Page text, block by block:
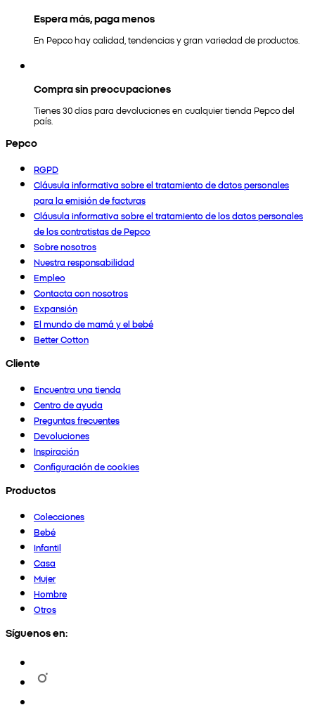
Espera más, paga menos
En Pepco hay calidad, tendencias y gran variedad de productos.
Compra sin preocupaciones
Tienes 30 días para devoluciones en cualquier tienda Pepco del
país.
Pepco
RGPD
Cláusula informativa sobre el tratamiento de datos personales
para la emisión de facturas
Cláusula informativa sobre el tratamiento de los datos personales
de los contratistas de Pepco
Sobre nosotros
Nuestra responsabilidad
Empleo
Contacta con nosotros
Expansión
El mundo de mamá y el bebé
Better Cotton
Cliente
Encuentra una tienda
Centro de ayuda
Preguntas frecuentes
Devoluciones
Inspiración
Configuración de cookies
Productos
Colecciones
Bebé
Infantil
Casa
Mujer
Hombre
Otros
Síguenos en: